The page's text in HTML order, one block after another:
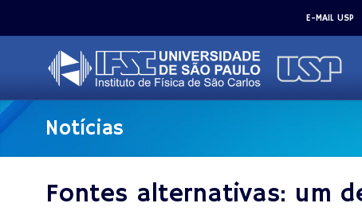
E-MAIL USP
Notícias
Fontes alternativas: um